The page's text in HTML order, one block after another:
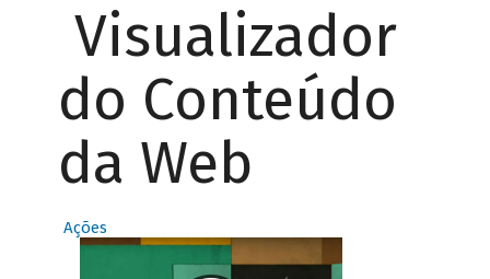
Visualizador
do Conteúdo
da Web
Ações